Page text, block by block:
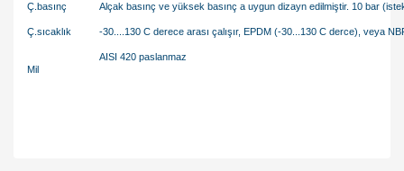
Ç.basınç Alçak basınç ve yüksek basınç a uygun dizayn edilmiştir. 10 bar
Ç.sıcaklık -30....130 C derece arası çalışır, EPDM (-30...130 C derce), veya
Mil
AISI 420 paslanmaz